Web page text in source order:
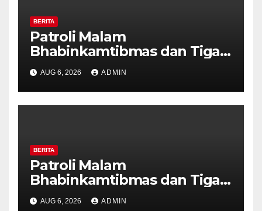
BERITA
Patroli Malam
Bhabinkamtibmas dan Tiga
Pilar Kelurahan Ungaran
Perkuat Kamtibmas, Warga
Diajak Aktifkan Ronda
AUG 6, 2026 ADMIN
BERITA
Patroli Malam
Bhabinkamtibmas dan Tiga
Pilar Kelurahan Ungaran
AUG 6, 2026 ADMIN